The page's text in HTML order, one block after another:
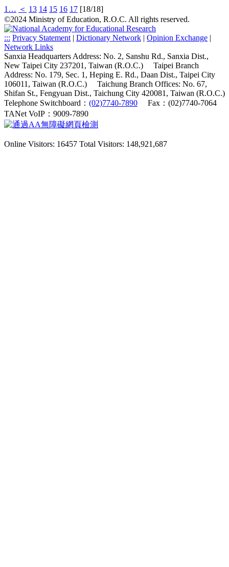
1… ＜ 13 14 15 16 17 [18/18]
©2024 Ministry of Education, R.O.C. All rights reserved.
::: Privacy Statement | Dictionary Network | Opinion Exchange |
Network Links
Sanxia Headquarters Address: No. 2, Sanshu Rd., Sanxia Dist.,
New Taipei City 237201, Taiwan (R.O.C.)
Taipei Branch
Address: No. 179, Sec. 1, Heping E. Rd., Daan Dist., Taipei City
106011, Taiwan (R.O.C.)
Taichung Branch Offices: No. 67,
Shifan St., Fengyuan Dist., Taichung City 420081, Taiwan (R.O.C.)
Telephone Switchboard： (02)7740-7890
Fax：(02)7740-7064
TANet VoIP：9009-7890
Online Visitors: 16457 Total Visitors: 148,921,687